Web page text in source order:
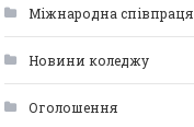
Міжнародна співпраця
Новини коледжу
Оголошення